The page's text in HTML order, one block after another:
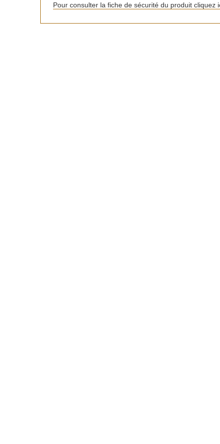
Pour consulter la fiche de sécurité du produit cliquez